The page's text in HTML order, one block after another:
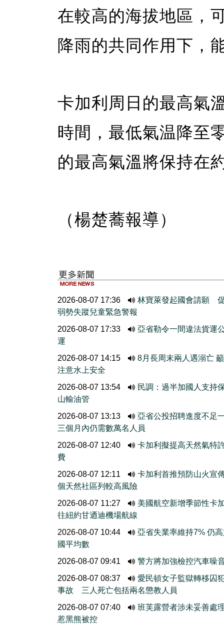
在較高的海拔地區，
降雨的共同作用下，
卡加利周日的最高氣
時間，最低氣温降至
的最高氣溫將保持在
（楊楚蕎報導）
2026-08-07 17:36
林寶萊發起國會請願
弱勢失蹤兒童緊急警報
2026-08-07 17:33
亞省勒令一間違法貨運
運
2026-08-07 14:15
8月長周末兩人遇溺亡
注意水上安全
2026-08-07 13:54
民調：過半加國人支持
山輸油管
2026-08-07 13:13
亞省公投招聘進度不
三個月內仍需數萬名人員
2026-08-07 12:40
卡加利擬提高天然氣特
費
2026-08-07 12:11
卡加利首推預防山火宣
個天然社區列較高風險
2026-08-07 11:27
美國航空新增季節性卡
往紐約甘迺迪機場航線
2026-08-07 10:44
亞省失業率維持7% 仍
國平均數
2026-08-07 09:41
警方將加強檢控汽車噪
2026-08-07 08:37
愛民頓女子監獄轉移囚
事故 三人死亡包括兩名懲教人員
2026-08-07 07:40
班芙露營者涉未妥善處
惹黑熊被控